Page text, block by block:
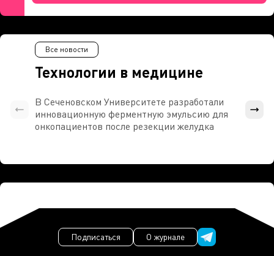
Технологии в медицине
Все новости
В Сеченовском Университете разработали
инновационную ферментную эмульсию для
онкопациентов после резекции желудка
Подписаться О журнале